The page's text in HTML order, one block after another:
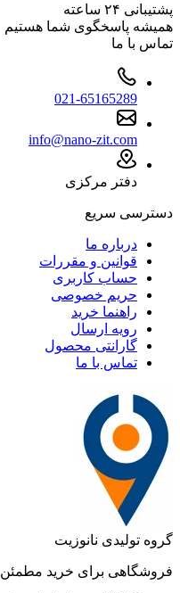
پشتیبانی ۲۴ ساعته
همیشه پاسخگوی شما هستیم
تماس با ما
021-65165289
info@nano-zit.com
دفتر مرکزی
دسترسی سریع
درباره ما
قوانین و مقررات
حساب کاربری
حریم خصوصی
راهنما خرید
رویه ارسال
گارانتی محصول
تماس با ما
گروه تولیدی نانوزیت
فروشگاهی برای خرید مطمئن